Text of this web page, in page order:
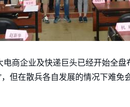
商企业及快递巨头已经开始全
但在散兵各自发展的情况下难